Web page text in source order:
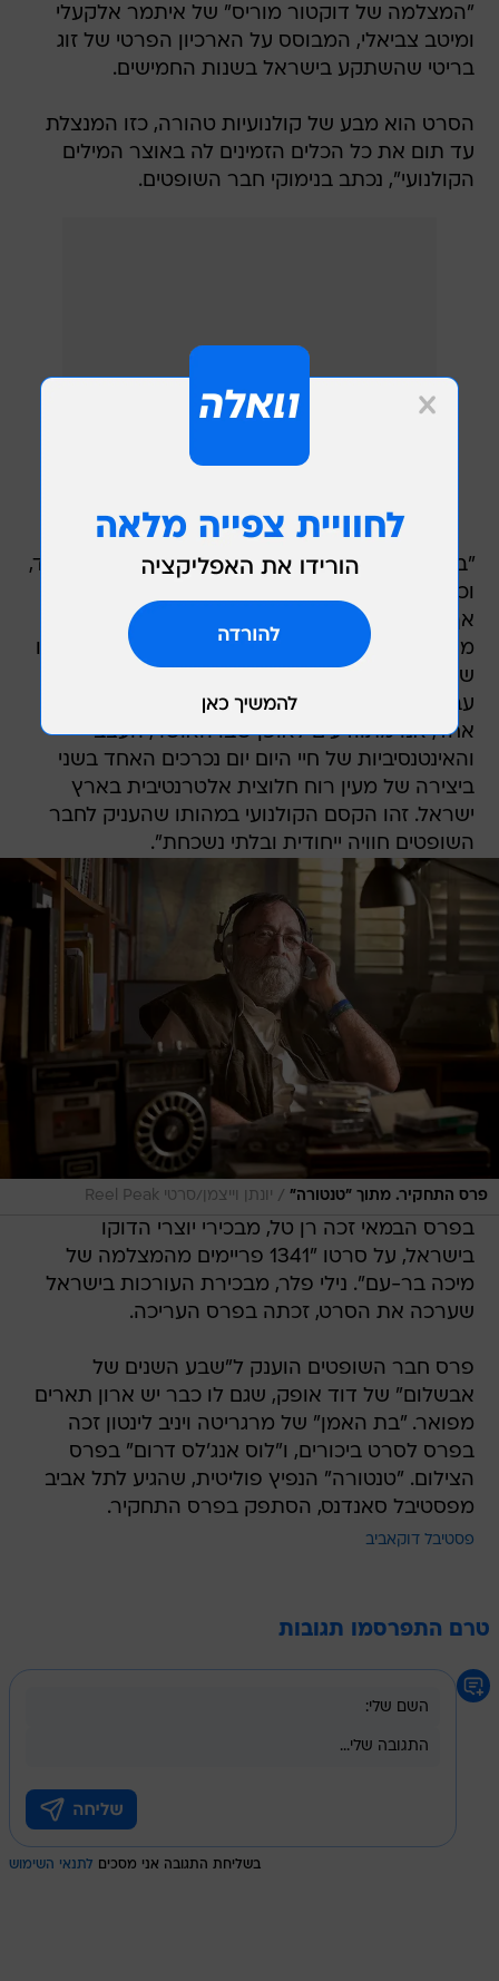
"המצלמה של דוקטור מוריס" של איתמר אלקעלי
ומיטב צביאלי, המבוסס על הארכיון הפרטי של זוג
בריטי שהשתקע בישראל בשנות החמישים.
הסרט הוא מבע של קולנועיות טהורה, כזו המנצלת
עד תום את כל הכלים הזמינים לה באוצר המילים
הקולנועי", נכתב בנימוקי חבר השופטים.
"בניית סרט באורך מלא על בסיס חומרי ארכיון בלבד,
וכאלה בעלי אופי כה אישי בפרט, הינה מעשה נועז -
אך היוצרים היטיבו לקחת חומרים אלו ולרומם אותם
מעבר להנאה הסינפילית הכרוכה בעיסוק בחומריותו
של הפילם או לחילופין בנוסטלגיה הקיימת לזמנים
עברו. בהענקת חיים חדשים למשפחה אחת במקום
אחד, אנו מתוודעים לאופן שבו האושר, העצב
והאינטנסיביות של חיי היום יום נכרכים האחד בשני
ביצירה של מעין רוח חלוצית אלטרנטיבית בארץ
ישראל. זהו הקסם הקולנועי במהותו שהעניק לחבר
השופטים חוויה ייחודית ובלתי נשכחת".
פרס התחקיר. מתוך "טנטורה" / יונתן וייצמן/סרטי Reel Peak
בפרס הבמאי זכה רן טל, מבכירי יוצרי הדוקו
בישראל, על סרטו "1341 פריימים מהמצלמה של
מיכה בר-עם". נילי פלר, מבכירת העורכות בישראל
שערכה את הסרט, זכתה בפרס העריכה.
פרס חבר השופטים הוענק ל"שבע השנים של
אבשלום" של דוד אופק, שגם לו כבר יש ארון תארים
מפואר. "בת האמן" של מרגריטה ויניב לינטון זכה
בפרס לסרט ביכורים, ו"לוס אנג'לס דרום" בפרס
הצילום. "טנטורה" הנפיץ פוליטית, שהגיע לתל אביב
מפסטיבל סאנדנס, הסתפק בפרס התחקיר.
פסטיבל דוקאביב
טרם התפרסמו תגובות
בשליחת התגובה אני מסכים לתנאי השימוש